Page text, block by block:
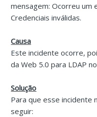
mensagem: Ocorreu um
Credenciais inválidas.
Causa
Este incidente ocorre,
da Web 5.0 para LDAP
Solução
Para que esse incidente
seguir: